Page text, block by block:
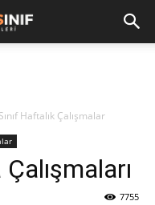
Haftalık Çalışmalar
7755